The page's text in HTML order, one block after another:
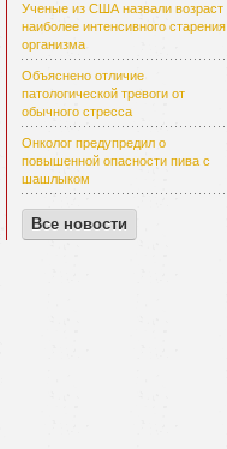
Ученые из США назвали возраст
наиболее интенсивного старения
организма
Объяснено отличие
патологической тревоги от
обычного стресса
Онколог предупредил о
повышенной опасности пива с
шашлыком
Все новости